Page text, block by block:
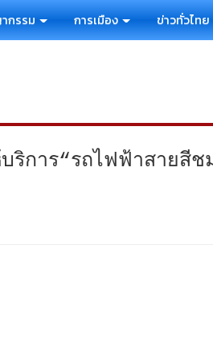
กรรม การเมือง ข่าวทั่วไทย
ริการ“รถไฟฟ้าสาย